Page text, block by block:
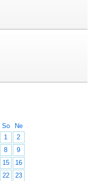
So
Ne
1
2
8
9
15
16
22 23